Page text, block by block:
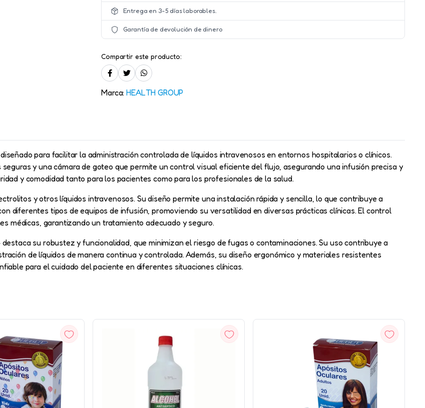
Entrega en 3-5 días laborables.
Garantía de devolución de dinero
Compartir este producto:
Marca:HEALTH GROUP
para facilitar la administración controlada de líquidos intravenosos en entornos hospitalarios o clínicos.
y una cámara de goteo que permite un control visual eficiente del flujo, asegurando una infusión precisa y
y comodidad tanto para los pacientes como para los profesionales de la salud.
y otros líquidos intravenosos. Su diseño permite una instalación rápida y sencilla, lo que contribuye a
diferentes tipos de equipos de infusión, promoviendo su versatilidad en diversas prácticas clínicas. El control
médicas, garantizando un tratamiento adecuado y seguro.
su robustez y funcionalidad, que minimizan el riesgo de fugas o contaminaciones. Su uso contribuye a
de líquidos de manera continua y controlada. Además, su diseño ergonómico y materiales resistentes
para el cuidado del paciente en diferentes situaciones clínicas.